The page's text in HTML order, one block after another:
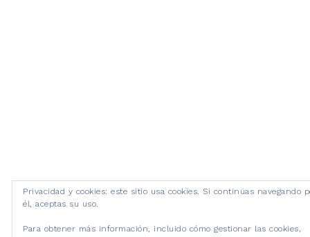
Privacidad y cookies: este sitio usa cookies. Si continúas navegando
él, aceptas su uso.
Para obtener más información, incluido cómo gestionar las cookies,